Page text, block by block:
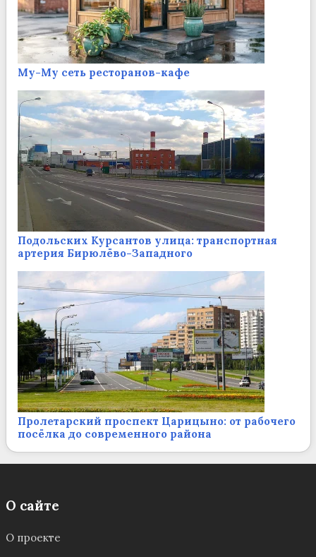
Му-Му сеть ресторанов-кафе
Подольских Курсантов улица: транспортная
артерия Бирюлёво-Западного
Пролетарский проспект Царицыно: от рабочего
посёлка до современного района
О сайте
О проекте